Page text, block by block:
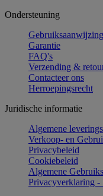
Ondersteuning
Gebruiksaanwijzing
Garantie
FAQ's
Verzending &
Contacteer ons
Herroepingsrecht
Juridische informatie
Algemene
Verkoop- en
Privacybeleid
Cookiebeleid
Algemene
Privacyverklaring